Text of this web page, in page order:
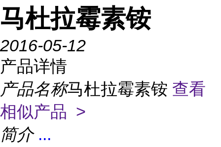
马杜拉霉素铵
2016-05-12
产品详情
产品名称马杜拉霉素铵 查看
相似产品 >
简介 ...